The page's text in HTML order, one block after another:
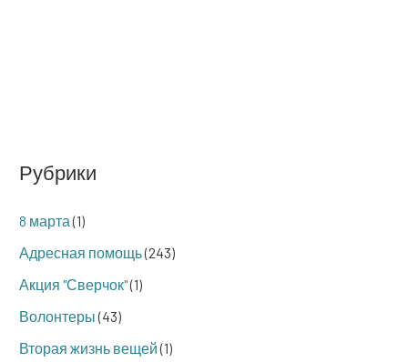
Рубрики
8 марта(1)
Адресная помощь(243)
Акция "Сверчок"(1)
Волонтеры(43)
Вторая жизнь вещей(1)